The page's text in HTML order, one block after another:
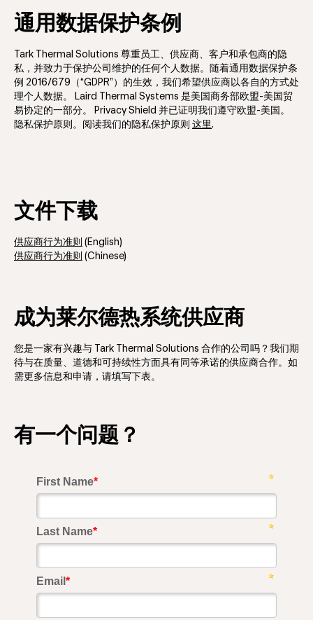
通用数据保护条例
Tark Thermal Solutions 尊重员工、供应商、客户和承包商的隐
私，并致力于保护公司维护的任何个人数据。随着通用数据保护条
例 2016/679（“GDPR”）的生效，我们希望供应商以各自的方式处
理个人数据。 Laird Thermal Systems 是美国商务部欧盟-美国贸
易协定的一部分。 Privacy Shield 并已证明我们遵守欧盟-美国。
隐私保护原则。阅读我们的隐私保护原则 这里.
文件下载
供应商行为准则 (English)
供应商行为准则 (Chinese)
成为莱尔德热系统供应商
您是一家有兴趣与 Tark Thermal Solutions 合作的公司吗？我们期
待与在质量、道德和可持续性方面具有同等承诺的供应商合作。如
需更多信息和申请，请填写下表。
有一个问题？